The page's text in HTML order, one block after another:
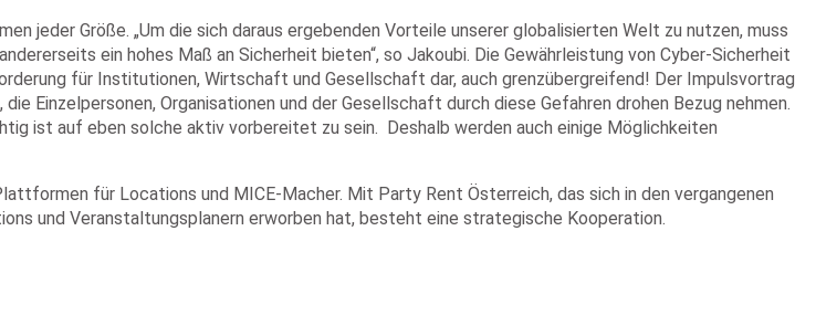
jeder Größe. „Um die sich daraus ergebenden Vorteile unserer globalisierten Welt zu nutzen, muss
ein hohes Maß an Sicherheit bieten“, so Jakoubi. Die Gewährleistung von Cyber-Sicherheit
für Institutionen, Wirtschaft und Gesellschaft dar, auch grenzübergreifend! Der Impulsvortrag
Einzelpersonen, Organisationen und der Gesellschaft durch diese Gefahren drohen Bezug nehmen.
ist auf eben solche aktiv vorbereitet zu sein. Deshalb werden auch einige Möglichkeiten
für Locations und MICE-Macher. Mit Party Rent Österreich, das sich in den vergangenen
und Veranstaltungsplanern erworben hat, besteht eine strategische Kooperation.